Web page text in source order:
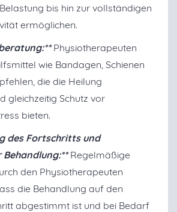
bis hin zur vollständigen
ermöglichen.
Physiotherapeuten
wie Bandagen, Schienen
die die Heilung
gleichzeitig Schutz vor
bieten.
des Fortschritts und
Regelmäßige
den Physiotherapeuten
die Behandlung auf den
abgestimmt ist und bei Bedarf